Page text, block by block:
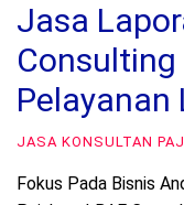
Jasa
Consulting
Pelayanan
JASA KONSULTAN
Fokus Pada Bisnis